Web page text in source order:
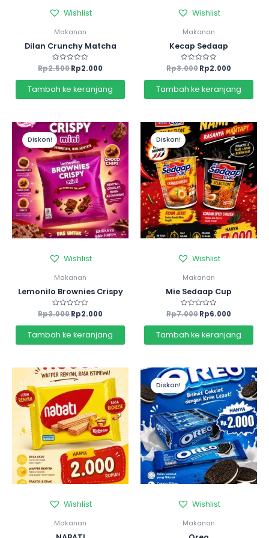
Wishlist
Makanan
Dilan Crunchy Matcha
Dinilai
0
dari
Rp2.500Rp2.000
Tambah ke keranjang
Wishlist
Makanan
Kecap Sedaap
Dinilai
0
dari
Rp3.000Rp2.000
Tambah ke keranjang
Diskon!
Wishlist
Makanan
Lemonilo Brownies Crispy
Dinilai
0
dari
Rp3.000Rp2.000
Tambah ke keranjang
Diskon!
Wishlist
Makanan
Mie Sedaap Cup
Dinilai
0
dari
Rp7.000Rp6.000
Tambah ke keranjang
Wishlist
Makanan
Diskon!
Wishlist
Makanan